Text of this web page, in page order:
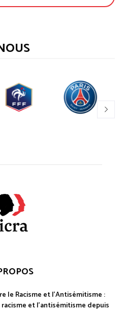
le Racisme et l'Antisémitisme :
et l'antisémitisme depuis